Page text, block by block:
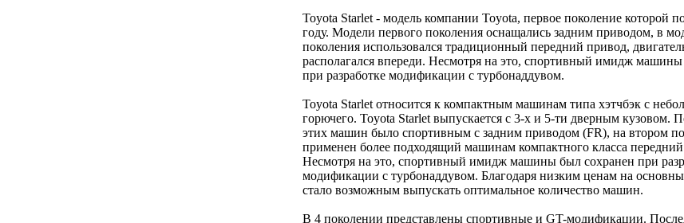
Toyota Starlet - модель компании Toyota, первое поколение которой
году. Модели первого поколения оснащались задним приводом, в
поколения использовался традиционный передний привод,
располагался впереди. Несмотря на это, спортивный имидж
при разработке модификации с турбонаддувом.
Toyota Starlet относится к компактным машинам типа хэтчбэк с
горючего. Toyota Starlet выпускается с 3-х и 5-ти дверным кузовом.
этих машин было спортивным с задним приводом (FR), на втором
применен более подходящий машинам компактного класса
Несмотря на это, спортивный имидж машины был сохранен при
модификации с турбонаддувом. Благодаря низким ценам на
стало возможным выпускать оптимальное количество машин.
В 4 поколении представлены спортивные и GT-модификации.